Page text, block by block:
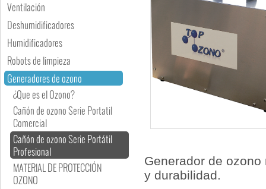
Ventilación
Deshumidificadores
Humidificadores
Robots de limpieza
Generadores de ozono
¿Que es el Ozono?
Cañón de ozono Serie Portatil
Comercial
Cañón de ozono Serie Portátil
Profesional
MATERIAL DE PROTECCIÓN
OZONO
Generador de
y durabilidad.